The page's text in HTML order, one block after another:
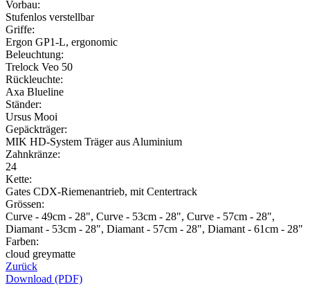
Vorbau:
Stufenlos verstellbar
Griffe:
Ergon GP1-L, ergonomic
Beleuchtung:
Trelock Veo 50
Rückleuchte:
Axa Blueline
Ständer:
Ursus Mooi
Gepäckträger:
MIK HD-System Träger aus Aluminium
Zahnkränze:
24
Kette:
Gates CDX-Riemenantrieb, mit Centertrack
Grössen:
Curve - 49cm - 28", Curve - 53cm - 28", Curve - 57cm - 28",
Diamant - 53cm - 28", Diamant - 57cm - 28", Diamant - 61cm - 28"
Farben:
cloud greymatte
Zurück
Download (PDF)